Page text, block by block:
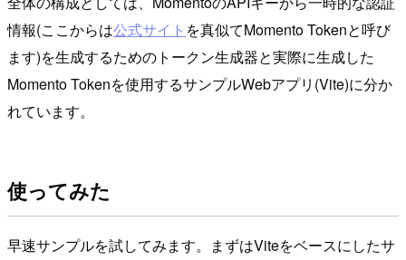
情報(ここからは公式サイト を真似てMomento Tokenと呼び
ます)を生成するためのトークン生成器と実際に生成した
Momento Tokenを使用するサンプルWebアプリ(Vite)に分か
れています。
使ってみた
早速サンプルを試してみます。まずはViteをベースにしたサ